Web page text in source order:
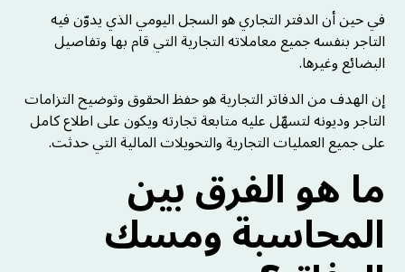
في حين أن الدفتر التجاري هو السجل اليومي الذي يدوّن فيه
التاجر بنفسه جميع معاملاته التجارية التي قام بها وتفاصيل
البضائع وغيرها.
إن الهدف من الدفاتر التجارية هو حفظ الحقوق وتوضيح التزامات
التاجر وديونه لتسهّل عليه متابعة تجارته ويكون على اطلاع كامل
على جميع العمليات التجارية والتحويلات المالية التي حدثت.
ما هو الفرق بين
المحاسبة ومسك